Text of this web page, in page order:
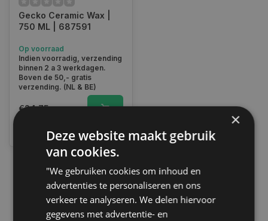
Gecko Ceramic Wax |
750 ML | 687591
Op voorraad
Indien voorradig, verzending
binnen 2 a 3 werkdagen.
Boven de 50,- gratis
verzending. (NL & BE)
€24,75
Vergelijk
×
Deze website maakt gebruik
van cookies.
"We gebruiken cookies om inhoud en
advertenties te personaliseren en ons
verkeer te analyseren. We delen hiervoor
gegevens met advertentie- en